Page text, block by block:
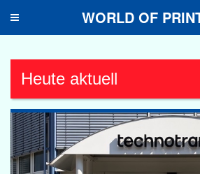
Toggle
WORLD OF
Heute aktuell